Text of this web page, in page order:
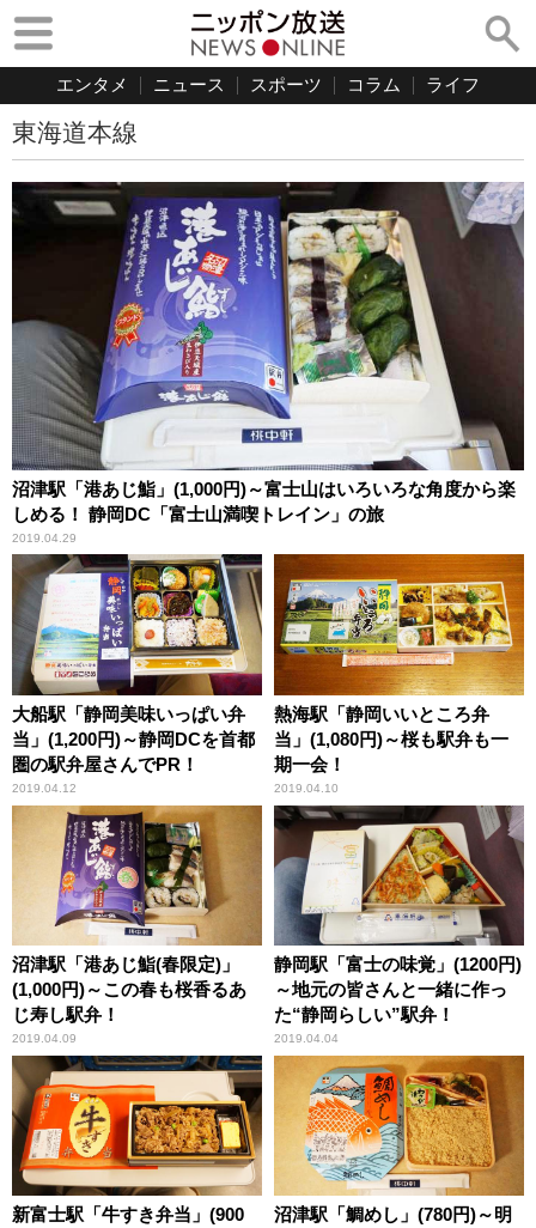
エンタメ ニュース スポーツ コラム ライフ
東海道本線
沼津駅「港あじ鮨」(1,000円)～富士山はいろいろな角度から楽
しめる！ 静岡DC「富士山満喫トレイン」の旅
2019.04.29
大船駅「静岡美味いっぱい弁
当」(1,200円)～静岡DCを首都
圏の駅弁屋さんでPR！
2019.04.12
熱海駅「静岡いいところ弁
当」(1,080円)～桜も駅弁も一
期一会！
2019.04.10
沼津駅「港あじ鮨(春限定)」
(1,000円)～この春も桜香るあ
じ寿し駅弁！
2019.04.09
静岡駅「富士の味覚」(1200円)
～地元の皆さんと一緒に作っ
た“静岡らしい”駅弁！
2019.04.04
新富士駅「牛すき弁当」(900
沼津駅「鯛めし」(780円)～明